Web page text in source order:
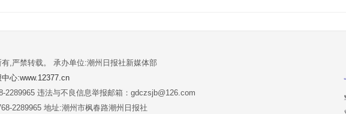
,严禁转载。 承办单位:潮州日报社新媒体部
心:www.12377.cn
2289965 违法与不良信息举报邮箱：gdczsjb@126.com
2289965 地址:潮州市枫春路潮州日报社